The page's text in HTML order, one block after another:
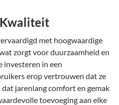
met hoogwaardige
zorgt voor duurzaamheid en
investeren in een
erop vertrouwen dat ze
jarenlang comfort en gemak
toevoeging aan elke